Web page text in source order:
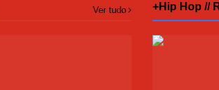
Ver tudo +Hip Hop //